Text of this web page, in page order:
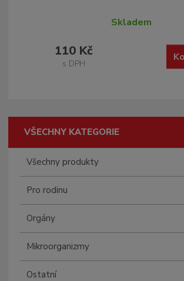
Skladem
110 Kč
s DPH
VŠECHNY KATEGORIE
Všechny produkty
Pro rodinu
Orgány
Mikroorganizmy
Ostatní